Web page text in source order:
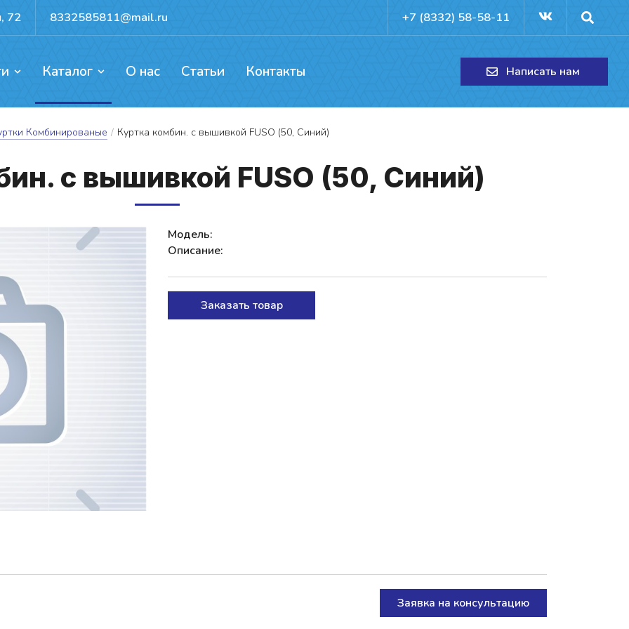
72 8332585811@mail.ru +7 (8332) 58-58-11
Каталог О нас Статьи Контакты Написать нам
Комбинированые / Куртка комбин. с вышивкой FUSO (50, Синий)
с вы­шив­кой FUSO (50, Си­ний)
Модель:
Описание:
Заказать товар
Заявка на консультацию